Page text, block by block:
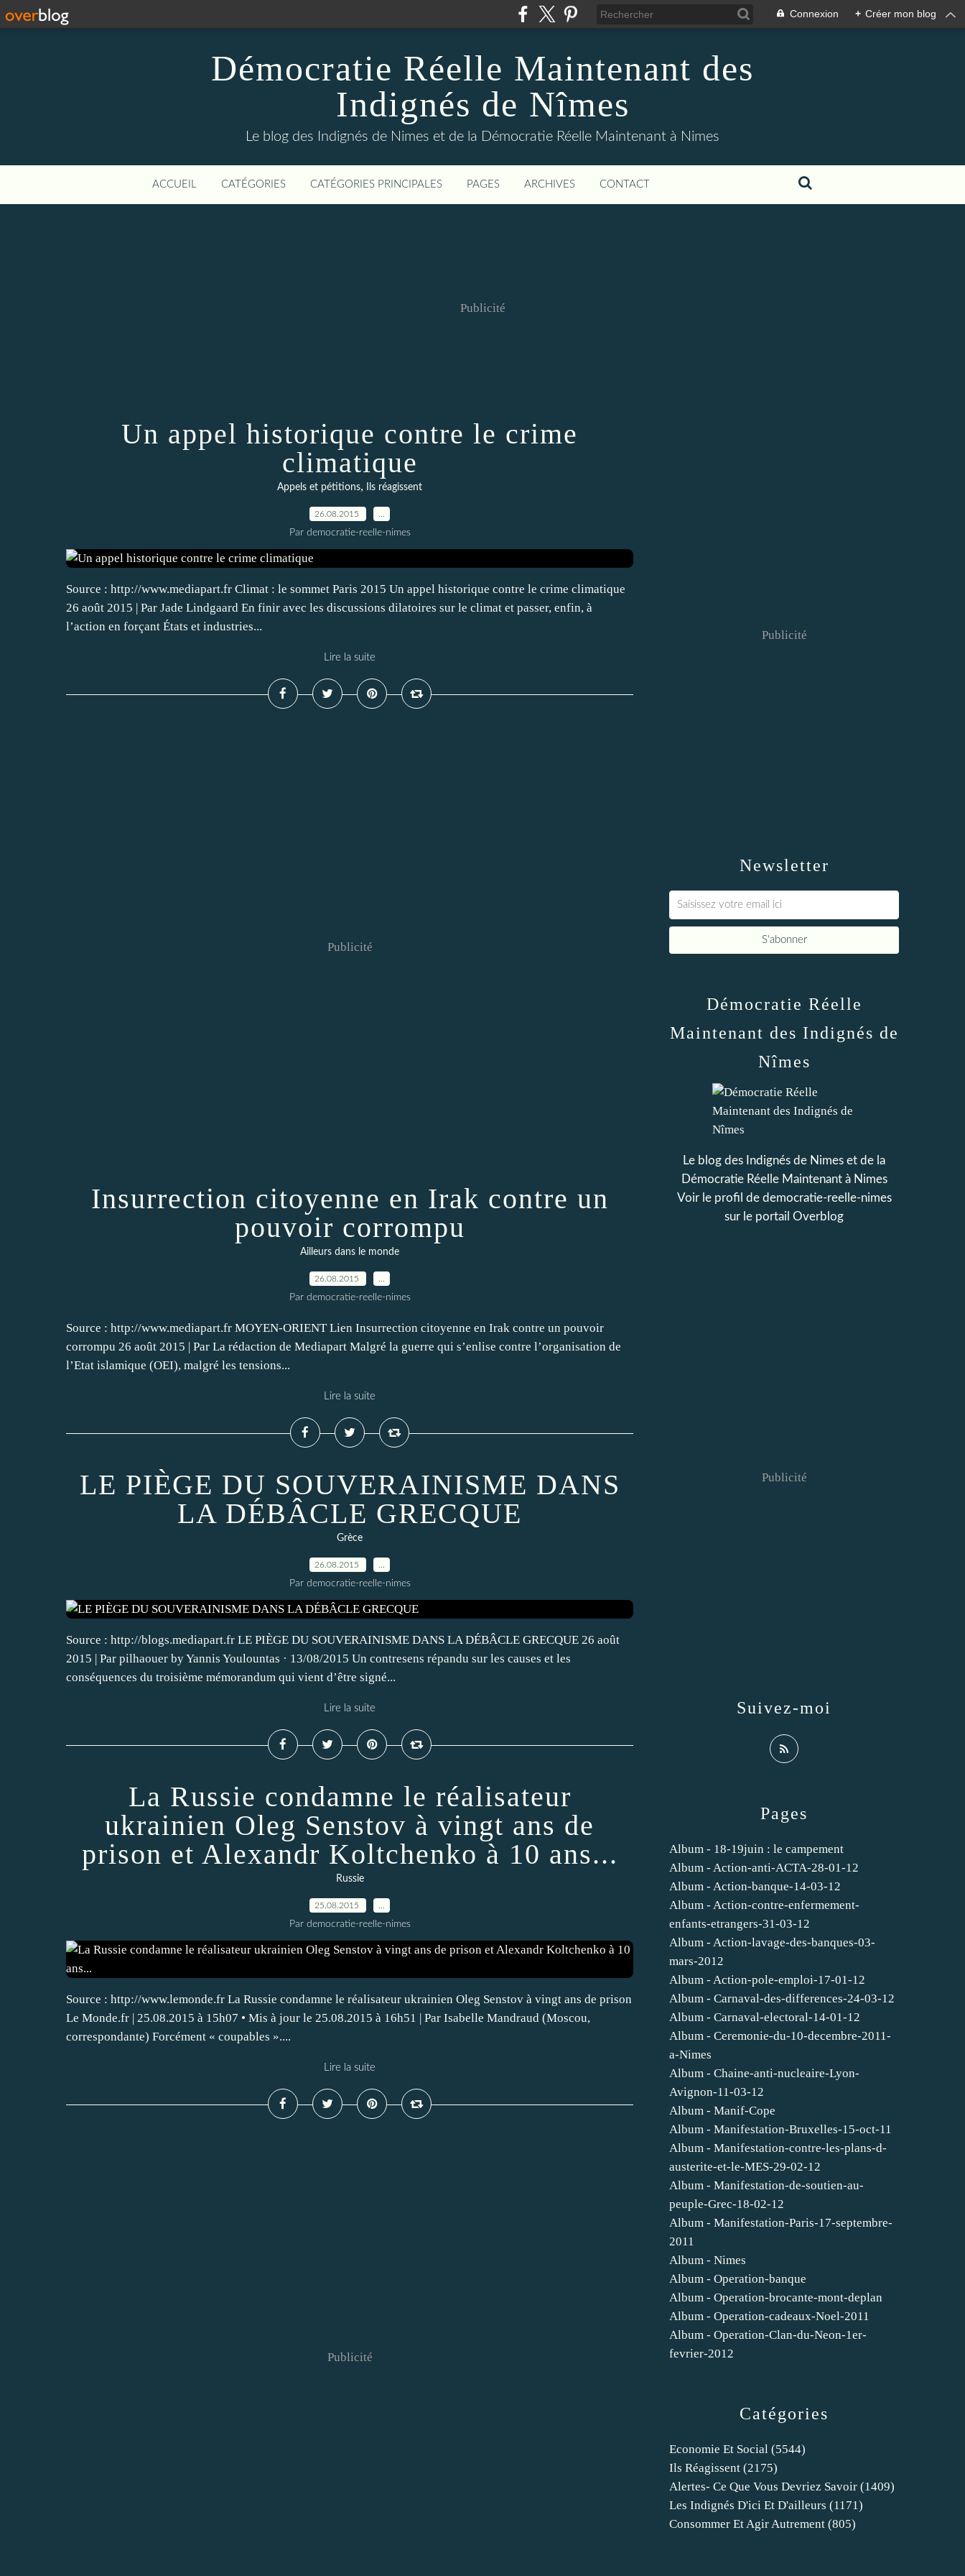
Connexion + Créer mon blog
Démocratie Réelle Maintenant des
Indignés de Nîmes
Le blog des Indignés de Nimes et de la Démocratie Réelle Maintenant à Nimes
ACCUEIL CATÉGORIES CATÉGORIES PRINCIPALES PAGES ARCHIVES CONTACT
Publicité
Un appel historique contre le crime
climatique
Appels et pétitions, Ils réagissent
26.08.2015
Par democratie-reelle-nimes
Source : http://www.mediapart.fr Climat : le sommet Paris 2015 Un appel historique contre le crime climatique
26 août 2015 | Par Jade Lindgaard En finir avec les discussions dilatoires sur le climat et passer, enfin, à
l’action en forçant États et industries...
Lire la suite
Publicité
Insurrection citoyenne en Irak contre un
pouvoir corrompu
Ailleurs dans le monde
26.08.2015
Par democratie-reelle-nimes
Source : http://www.mediapart.fr MOYEN-ORIENT Lien Insurrection citoyenne en Irak contre un pouvoir
corrompu 26 août 2015 | Par La rédaction de Mediapart Malgré la guerre qui s’enlise contre l’organisation de
l’Etat islamique (OEI), malgré les tensions...
Lire la suite
LE PIÈGE DU SOUVERAINISME DANS
LA DÉBÂCLE GRECQUE
Grèce
26.08.2015
Par democratie-reelle-nimes
Source : http://blogs.mediapart.fr LE PIÈGE DU SOUVERAINISME DANS LA DÉBÂCLE GRECQUE 26 août
2015 | Par pilhaouer by Yannis Youlountas · 13/08/2015 Un contresens répandu sur les causes et les
conséquences du troisième mémorandum qui vient d’être signé...
Lire la suite
La Russie condamne le réalisateur
ukrainien Oleg Senstov à vingt ans de
prison et Alexandr Koltchenko à 10 ans...
Russie
25.08.2015
Par democratie-reelle-nimes
Source : http://www.lemonde.fr La Russie condamne le réalisateur ukrainien Oleg Senstov à vingt ans de prison
Le Monde.fr | 25.08.2015 à 15h07 • Mis à jour le 25.08.2015 à 16h51 | Par Isabelle Mandraud (Moscou,
correspondante) Forcément « coupables »....
Lire la suite
Publicité
Newsletter
Publicité
Catégories
Economie Et Social (5544)
Ils Réagissent (2175)
Alertes- Ce Que Vous Devriez Savoir (1409)
Les Indignés D'ici Et D'ailleurs (1171)
Consommer Et Agir Autrement (805)
Pages
Album - 18-19juin : le campement
Album - Action-anti-ACTA-28-01-12
Album - Action-banque-14-03-12
Album - Action-contre-enfermement-
enfants-etrangers-31-03-12
Album - Action-lavage-des-banques-03-
mars-2012
Album - Action-pole-emploi-17-01-12
Album - Carnaval-des-differences-24-03-12
Album - Carnaval-electoral-14-01-12
Album - Ceremonie-du-10-decembre-2011-
a-Nimes
Album - Chaine-anti-nucleaire-Lyon-
Avignon-11-03-12
Album - Manif-Cope
Album - Manifestation-Bruxelles-15-oct-11
Album - Manifestation-contre-les-plans-d-
austerite-et-le-MES-29-02-12
Album - Manifestation-de-soutien-au-
peuple-Grec-18-02-12
Album - Manifestation-Paris-17-septembre-
2011
Album - Nimes
Album - Operation-banque
Album - Operation-brocante-mont-deplan
Album - Operation-cadeaux-Noel-2011
Album - Operation-Clan-du-Neon-1er-
fevrier-2012
Démocratie Réelle
Maintenant des Indignés de
Nîmes
Le blog des Indignés de Nimes et de la
Démocratie Réelle Maintenant à Nimes
Voir le profil de democratie-reelle-nimes
sur le portail Overblog
Suivez-moi
Publicité